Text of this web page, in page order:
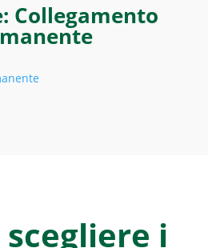
Collegamento
scegliere i